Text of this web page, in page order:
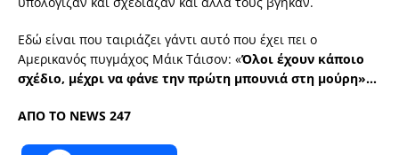
Εδώ είναι που ταιριάζει γάντι αυτό που έχει πει ο
Αμερικανός πυγμάχος Μάικ Τάισον: «Όλοι έχουν κάποιο
σχέδιο, μέχρι να φάνε την πρώτη μπουνιά στη μούρη»…
ΑΠΟ ΤΟ NEWS 247